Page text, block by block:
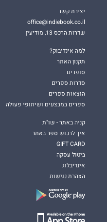
יצירת קשר
office@indiebook.co.il
שדרות הרכס 13, מודיעין
למה אינדיבוק?
תקנון האתר
סופרים
סדרות ספרים
הוצאות ספרים
ספרים במבצעים ושיתופי פעולה
קניה באתר - שו"ת
איך לרכוש ספר באתר
GIFT CARD
ביטול עסקה
אינדיבלוג
הצהרת נגישות